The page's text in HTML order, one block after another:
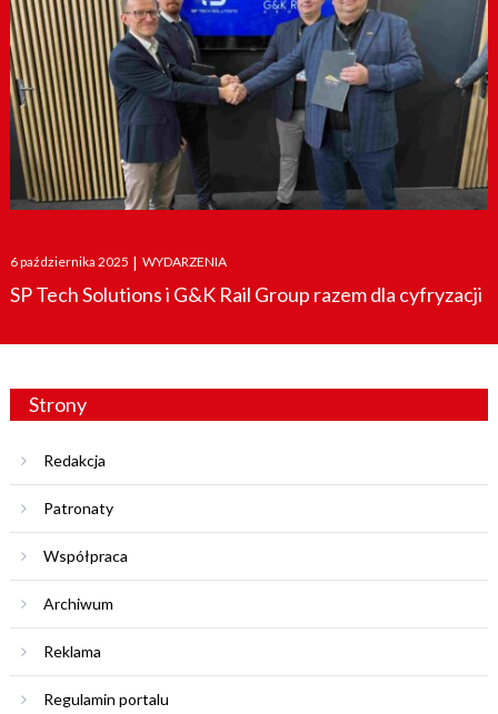
Posted
on
6 października 2025 | WYDARZENIA
SP Tech Solutions i G&K Rail Group razem dla cyfryzacji
Strony
Redakcja
Patronaty
Współpraca
Archiwum
Reklama
Regulamin portalu